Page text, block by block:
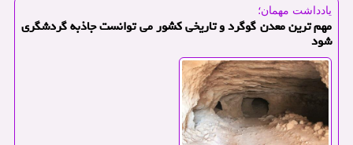
یادداشت مهمان؛
مهم ترین معدن گوگرد و تاریخی كشور می توانست جاذبه گردشگری
شود